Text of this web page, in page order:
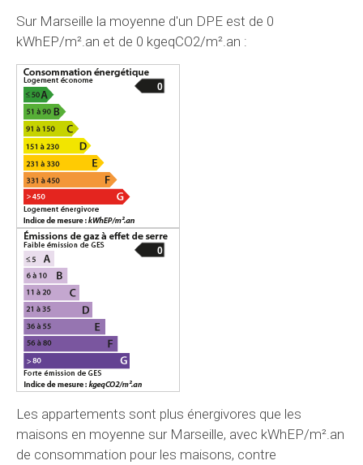
Sur Marseille la moyenne d'un DPE est de 0
kWhEP/m².an et de 0 kgeqCO2/m².an :
0
0
Les appartements sont plus énergivores que les
maisons en moyenne sur Marseille, avec kWhEP/m².an
de consommation pour les maisons, contre